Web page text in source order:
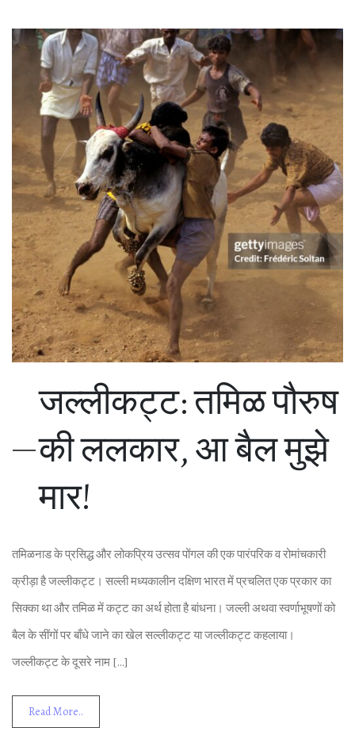
जल्‍लीकट्ट: तम‍िळ पौरुष
की ललकार, आ बैल मुझे
मार!
तम‍िळनाड के प्रस‍िद्ध और लोकप्रि‍य उत्‍सव पोंगल की एक पारंपरि‍क व रोमांचकारी
क्रीड़ा है जल्‍लीकट्ट। सल्ली मध्यकालीन दक्षिण भारत में प्रचलि‍त एक प्रकार का
सिक्का था और तम‍िळ में कट्ट का अर्थ होता है बांधना। जल्ली अथवा स्‍वर्णाभूषणों को
बैल के सींगों पर बाँधे जाने का खेल सल्‍लीकट्ट या जल्लीकट्ट कहलाया।
जल्लीकट्ट के दूसरे नाम […]
Read More..